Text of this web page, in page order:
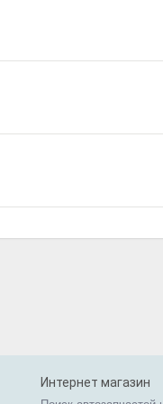
Интернет магазин